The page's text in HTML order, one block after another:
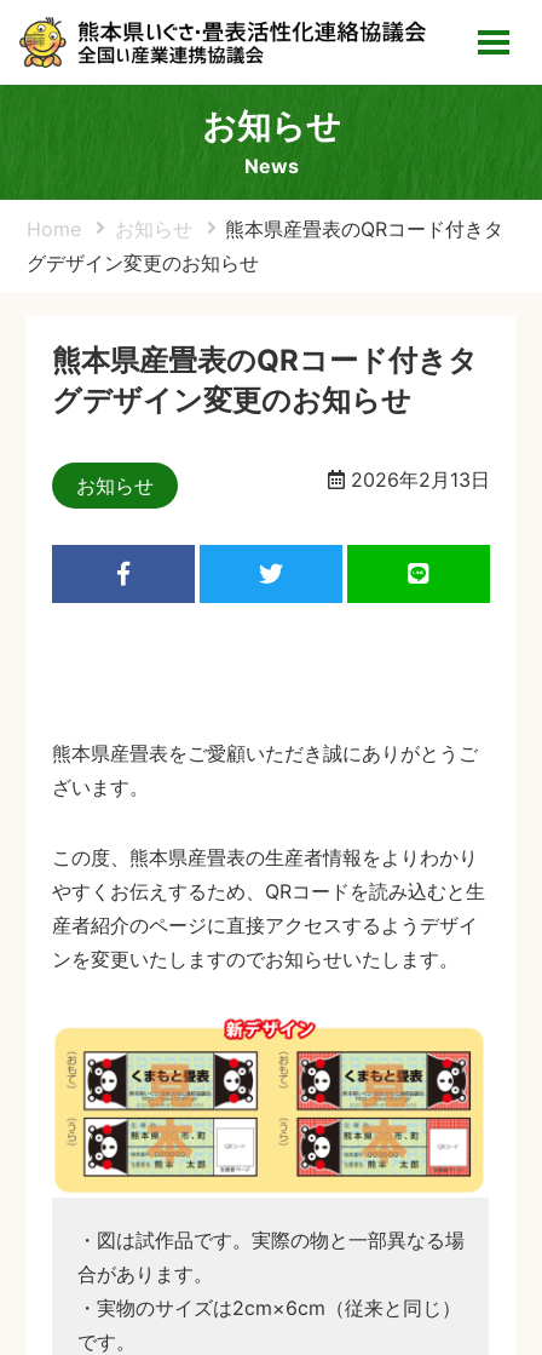
お知らせ
News
Home お知らせ
熊本県産畳表のQRコード付きタ
グデザイン変更のお知らせ
熊本県産畳表のQRコード付きタ
グデザイン変更のお知らせ
お知らせ 2026年2月13日
熊本県産畳表をご愛顧いただき誠にありがとうご
ざいます。
この度、熊本県産畳表の生産者情報をよりわかり
やすくお伝えするため、QRコードを読み込むと生
産者紹介のページに直接アクセスするようデザイ
ンを変更いたしますのでお知らせいたします。
・図は試作品です。実際の物と一部異なる場
合があります。
・実物のサイズは2cm×6cm（従来と同じ）
です。